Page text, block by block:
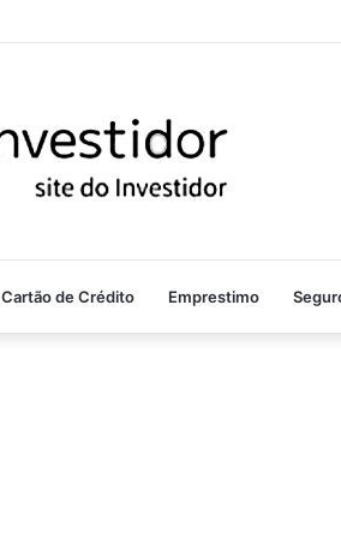
Cartão de Crédito Emprestimo